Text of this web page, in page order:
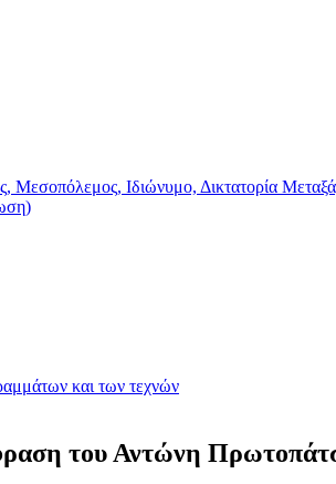
Ιδιώνυμο, Δικτατορία
και των τεχνών
του Αντώνη